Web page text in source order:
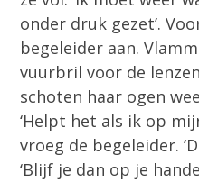
onder druk gezet’.
begeleider aan.
vuurbril voor de
schoten haar ogen
‘Helpt het als ik op
vroeg de begeleider.
‘Blijf je dan op je